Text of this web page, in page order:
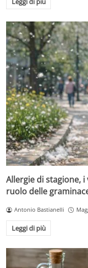
Allergie di stagione,
ruolo delle
Antonio Bastianelli
Leggi di più